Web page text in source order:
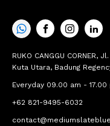
RUKO CANGGU CORNER,
Kuta Utara, Badung
Everyday 09.00 am - 17.00
+62 821-9495-6032